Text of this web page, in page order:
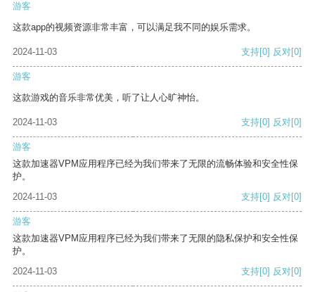
游客
这款app的视频资源非常丰富，可以满足我不同的娱乐需求。
2024-11-03 支持[0] 反对[0]
游客
这款游戏的音乐非常优美，听了让人心旷神怡。
2024-11-03 支持[0] 反对[0]
游客
这款加速器VPM应用程序已经为我们带来了无限的流畅体验和安全性保
护。
2024-11-03
支持[0] 反对[0]
游客
这款加速器VPM应用程序已经为我们带来了无限的隐私保护和安全性保
护。
2024-11-03
支持[0] 反对[0]